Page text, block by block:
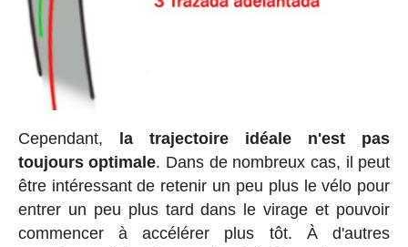
Cependant,
la trajectoire idéale n'est pas
toujours optimale. Dans de nombreux cas, il peut
être intéressant de retenir un peu plus le vélo pour
entrer un peu plus tard dans le virage et pouvoir
commencer à accélérer plus tôt. À d'autres